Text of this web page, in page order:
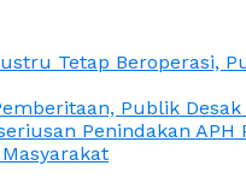
Tetap Beroperasi,
Publik
Penindakan APH